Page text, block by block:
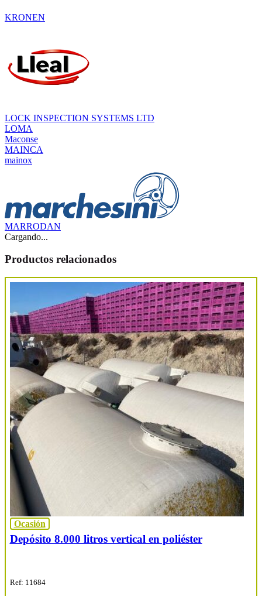
KRONEN
LOCK INSPECTION SYSTEMS LTD
LOMA
Maconse
MAINCA
mainox
MARRODAN
Cargando...
Productos relacionados
Ocasión
Depósito 8.000 litros vertical en poliéster
Ref: 11684